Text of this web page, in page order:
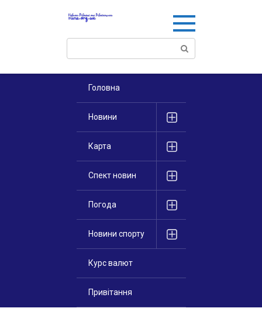
Поиск:
Головна
Новини
Карта
Спект новин
Погода
Новини спорту
Курс валют
Привітання